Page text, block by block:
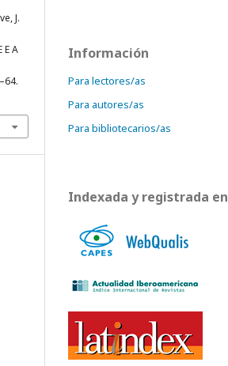
J.
E A
Información
Para lectores/as
Para autores/as
Para bibliotecarios/as
Indexada y registrada en